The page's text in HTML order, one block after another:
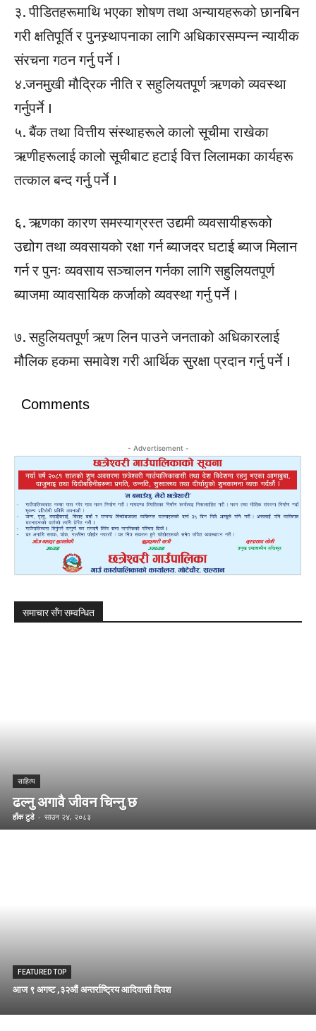
३. पीडितहरूमाथि भएका शोषण तथा अन्यायहरूको छानबिन
गरी क्षतिपूर्ति र पुनस्र्थापनाका लागि अधिकारसम्पन्न न्यायीक
संरचना गठन गर्नु पर्ने ।
४.जनमुखी मौद्रिक नीति र सहुलियतपूर्ण ऋणको व्यवस्था
गर्नुपर्ने ।
५. बैंक तथा वित्तीय संस्थाहरूले कालो सूचीमा राखेका
ऋणीहरूलाई कालो सूचीबाट हटाई वित्त लिलामका कार्यहरू
तत्काल बन्द गर्नु पर्ने ।
६. ऋणका कारण समस्याग्रस्त उद्यमी व्यवसायीहरूको
उद्योग तथा व्यवसायको रक्षा गर्न ब्याजदर घटाई ब्याज मिलान
गर्न र पुनः व्यवसाय सञ्चालन गर्नका लागि सहुलियतपूर्ण
ब्याजमा व्यावसायिक कर्जाको व्यवस्था गर्नु पर्ने ।
७. सहुलियतपूर्ण ऋण लिन पाउने जनताको अधिकारलाई
मौलिक हकमा समावेश गरी आर्थिक सुरक्षा प्रदान गर्नु पर्ने ।
Comments
- Advertisement -
समाचार सँग सम्वन्धित
साहित्य
ढल्नु अगावै जीवन चिन्नु छ
हाँक टुडे - साउन २४, २०८३
FEATURED TOP
आज ९ अगष्ट ,३२औं अन्तर्राष्ट्रिय आदिवासी दिवश